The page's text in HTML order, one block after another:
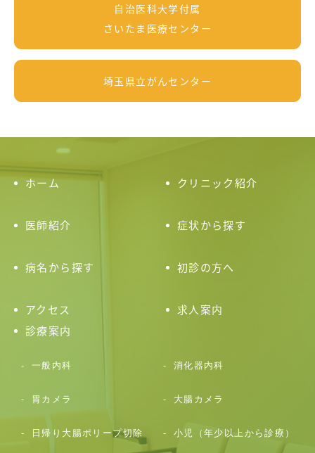
自治医科大学付属
さいたま医療センター
埼玉県立がんセンター
ホーム クリニック紹介
医師紹介 症状から探す
病名から探す 初診の方へ
アクセス
求人案内
診療案内
一般内科 消化器内科
胃カメラ 大腸カメラ
日帰り大腸ポリープ切除 小児（年少以上から診療）